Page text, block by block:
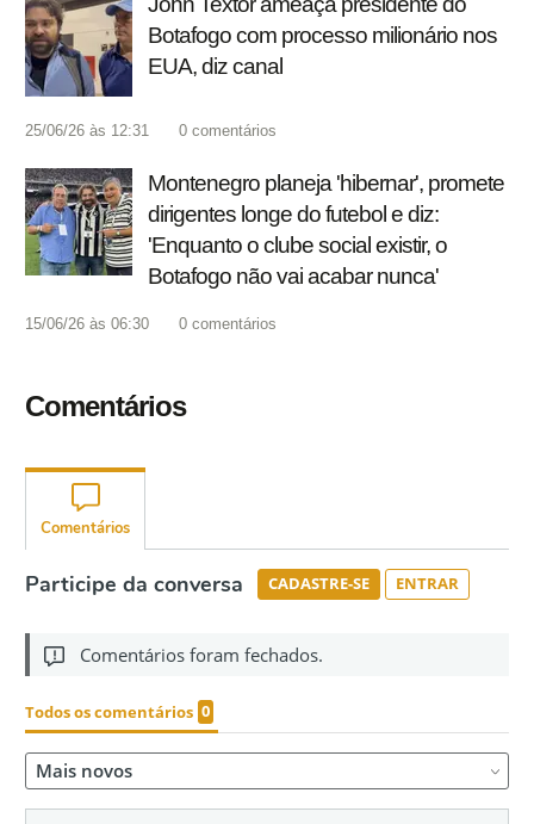
Botafogo com processo milionário nos
EUA, diz canal
25/06/26 às 12:31 0 comentários
Montenegro planeja 'hibernar', promete
dirigentes longe do futebol e diz:
'Enquanto o clube social existir, o
Botafogo não vai acabar nunca'
15/06/26 às 06:30 0 comentários
Comentários